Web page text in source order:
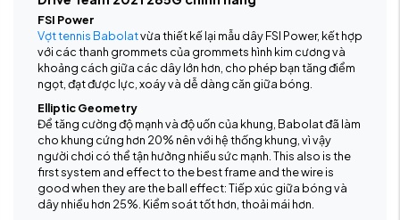
FSI Power
Vợt tennis Babolatvừa thiết kế lại mẫu dây FSI Power, kết hợp
với các thanh grommets của grommets hình kim cương và
khoảng cách giữa các dây lớn hơn, cho phép bạn tăng điểm
ngọt, đạt được lực, xoáy và dễ dàng căn giữa bóng.
Elliptic Geometry
Để tăng cường độ mạnh và độ uốn của khung, Babolat đã làm
cho khung cứng hơn 20% nên với hệ thống khung, vì vậy
người chơi có thể tận hưởng nhiều sức mạnh. This also is the
first system and effect to the best frame and the wire is
good when they are the ball effect: Tiếp xúc giữa bóng và
dây nhiều hơn 25%. Kiểm soát tốt hơn, thoải mái hơn.